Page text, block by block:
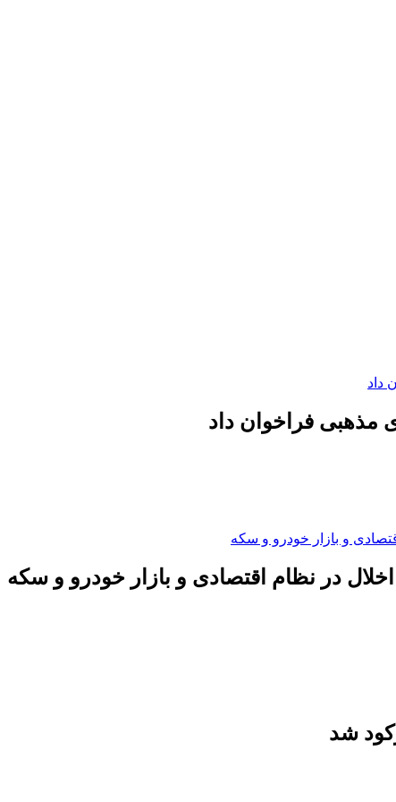
فراخوان داد
در نظام اقتصادی و بازار خودرو و سکه
شد